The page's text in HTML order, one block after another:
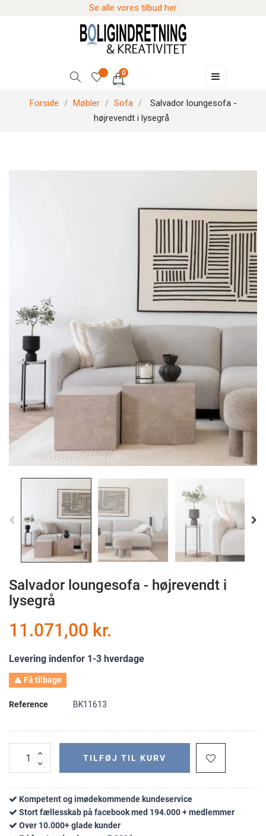
Se alle vores tilbud her
0
Skift
☰
Forside Møbler Sofa
Salvador loungesofa -
højrevendt i lysegrå
Salvador loungesofa - højrevendt i
lysegrå
11.071,00 kr.
Levering indenfor 1-3 hverdage
 Få tilbage
Reference BK11613
TILFØJ TIL KURV
Kompetent og imødekommende kundeservice
Stort fællesskab på facebook med 194.000 + medlemmer
Over 10.000+ glade kunder